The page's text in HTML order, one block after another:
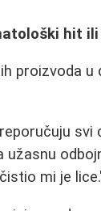
hit ili
proizvoda u
svi
užasnu
mi je